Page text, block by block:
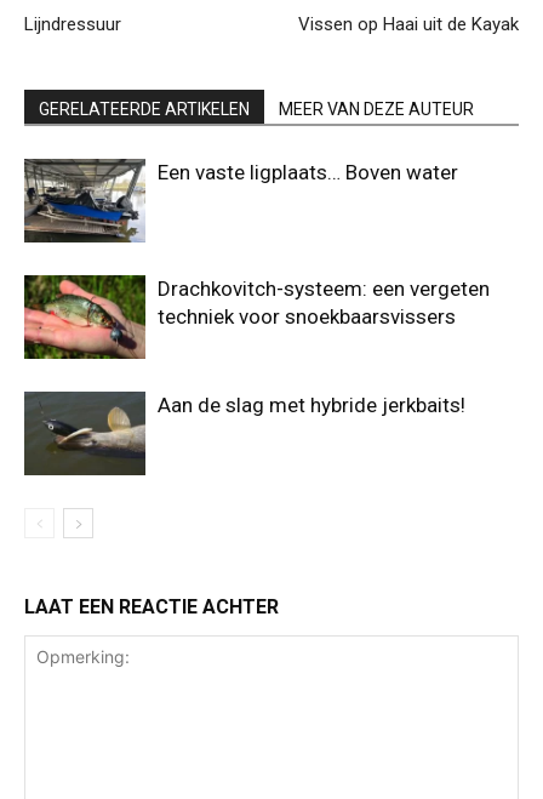
Lijndressuur Vissen op Haai uit de Kayak
GERELATEERDE ARTIKELEN MEER VAN DEZE AUTEUR
Een vaste ligplaats… Boven water
Drachkovitch-systeem: een vergeten
techniek voor snoekbaarsvissers
Aan de slag met hybride jerkbaits!
LAAT EEN REACTIE ACHTER